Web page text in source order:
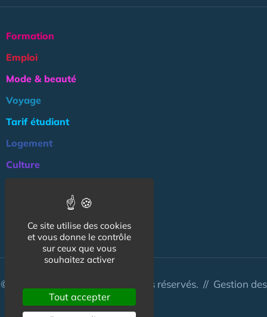
Formation
Emploi
Mode & beauté
Voyage
Tarif étudiant
Logement
Culture
NOS AUTRES SITES :
© CapCampus 2026 - Tous droits réservés. // Gestion des
Ce site utilise des cookies
et vous donne le contrôle
sur ceux que vous
souhaitez activer
Tout accepter